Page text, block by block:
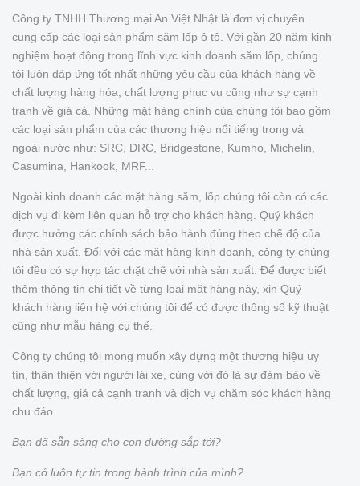
Công ty TNHH Thương mại An Việt Nhật là đơn vị chuyên
cung cấp các loại sản phẩm săm lốp ô tô. Với gần 20 năm kinh
nghiệm hoạt động trong lĩnh vực kinh doanh săm lốp, chúng
tôi luôn đáp ứng tốt nhất những yêu cầu của khách hàng về
chất lượng hàng hóa, chất lượng phục vụ cũng như sự cạnh
tranh về giá cả. Những mặt hàng chính của chúng tôi bao gồm
các loại sản phẩm của các thương hiệu nổi tiếng trong và
ngoài nước như: SRC, DRC, Bridgestone, Kumho, Michelin,
Casumina, Hankook, MRF...
Ngoài kinh doanh các mặt hàng săm, lốp chúng tôi còn có các
dịch vụ đi kèm liên quan hỗ trợ cho khách hàng. Quý khách
được hưởng các chính sách bảo hành đúng theo chế độ của
nhà sản xuất. Đối với các mặt hàng kinh doanh, công ty chúng
tôi đều có sự hợp tác chặt chẽ với nhà sản xuất. Để được biết
thêm thông tin chi tiết về từng loại mặt hàng này, xin Quý
khách hàng liên hệ với chúng tôi để có được thông số kỹ thuật
cũng như mẫu hàng cụ thể.
Công ty chúng tôi mong muốn xây dựng một thương hiệu uy
tín, thân thiện với người lái xe, cùng với đó là sự đảm bảo về
chất lượng, giá cả cạnh tranh và dịch vụ chăm sóc khách hàng
chu đáo.
Bạn đã sẵn sàng cho con đường sắp tới?
Bạn có luôn tự tin trong hành trình của mình?